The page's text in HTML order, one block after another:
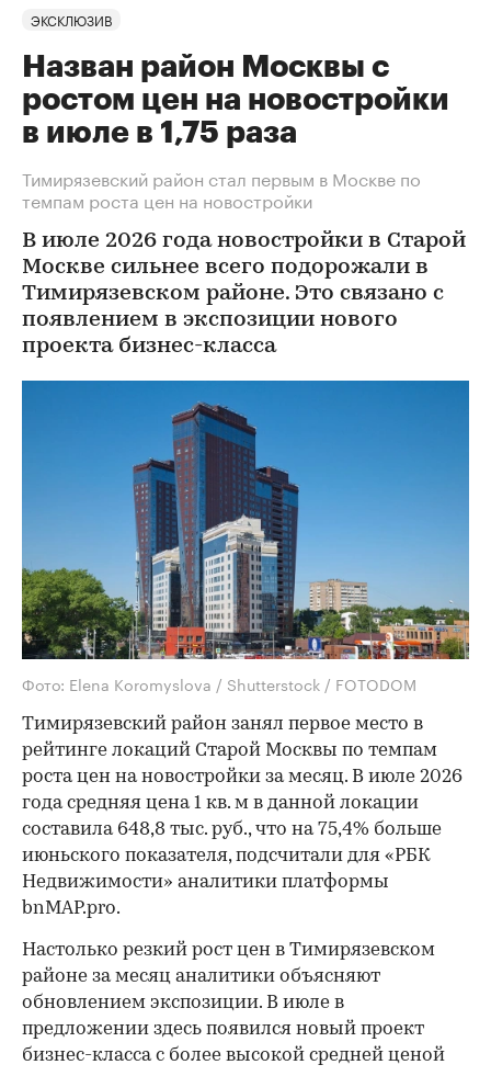
ЭКСКЛЮЗИВ
Назван район Москвы с
ростом цен на новостройки
в июле в 1,75 раза
Тимирязевский район стал первым в Москве по
темпам роста цен на новостройки
В июле 2026 года новостройки в Старой
Москве сильнее всего подорожали в
Тимирязевском районе. Это связано с
появлением в экспозиции нового
проекта бизнес-класса
Фото: Elena Koromyslova / Shutterstock / FOTODOM
Тимирязевский район занял первое место в
рейтинге локаций Старой Москвы по темпам
роста цен на новостройки за месяц. В июле 2026
года средняя цена 1 кв. м в данной локации
составила 648,8 тыс. руб., что на 75,4% больше
июньского показателя, подсчитали для «РБК
Недвижимости» аналитики платформы
bnMAP.pro.
Настолько резкий рост цен в Тимирязевском
районе за месяц аналитики объясняют
обновлением экспозиции. В июле в
предложении здесь появился новый проект
бизнес-класса с более высокой средней ценой